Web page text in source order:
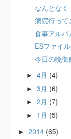
なんとなく
病院行って
食事アルバ
ESファイ
今日の晩御
►4月 (4)
►3月 (6)
►2月 (7)
► 1月 (5)
►2014 (65)